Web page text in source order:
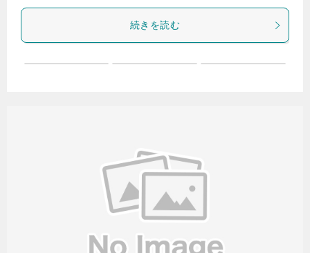
続きを読む